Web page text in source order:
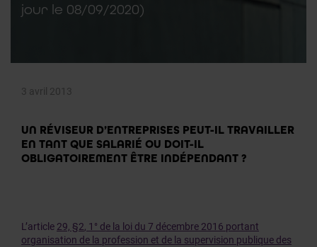
jour le 08/09/2020)
3 avril 2013
UN RÉVISEUR D’ENTREPRISES PEUT-IL TRAVAILLER
EN TANT QUE SALARIÉ OU DOIT-IL
OBLIGATOIREMENT ÊTRE INDÉPENDANT ?
L’article 29, §2, 1° de la loi du 7 décembre 2016 portant
organisation de la profession et de la supervision publique des